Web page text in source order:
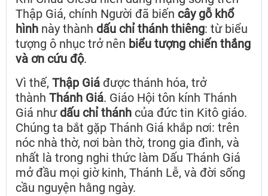
Thập Giá, chính Người đã biến cây gỗ khổ
hình này thành dấu chỉ thánh thiêng: từ biểu
tượng ô nhục trở nên biểu tượng chiến thắng
và ơn cứu độ.
Vì thế, Thập Giá được thánh hóa, trở
thành Thánh Giá. Giáo Hội tôn kính Thánh
Giá như dấu chỉ thánh của đức tin Kitô giáo.
Chúng ta bắt gặp Thánh Giá khắp nơi: trên
nóc nhà thờ, nơi bàn thờ, trong gia đình, và
nhất là trong nghi thức làm Dấu Thánh Giá
mở đầu mọi giờ kinh, Thánh Lễ, và đời sống
cầu nguyện hằng ngày.